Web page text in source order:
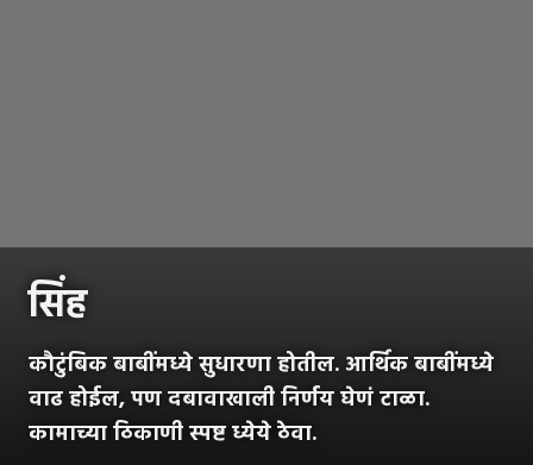
सिंह
कौटुंबिक बाबींमध्ये सुधारणा होतील. आर्थिक बाबींमध्ये
वाढ होईल, पण दबावाखाली निर्णय घेणं टाळा.
कामाच्या ठिकाणी स्पष्ट ध्येये ठेवा.